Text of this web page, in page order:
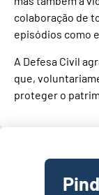
colaboração de
episódios como
A Defesa Civil
que,
proteger o